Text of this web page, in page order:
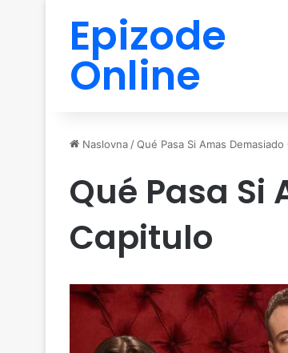
Epizode
Online
Naslovna /Qué Pasa Si Amas Demasiado
Qué Pasa Si
Capitulo